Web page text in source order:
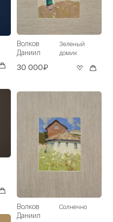
Волков
Даниил
Зеленый
домик
30 000₽
Волков
Даниил
Солнечно